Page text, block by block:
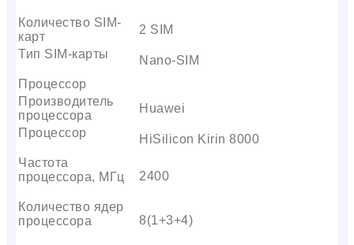
Количество SIM-
карт
2 SIM
Тип SIM-карты
Nano-SIM
Процессор
Производитель
процессора
Huawei
Процессор
HiSilicon Kirin 8000
Частота
процессора, МГц
2400
Количество ядер
процессора
8(1+3+4)